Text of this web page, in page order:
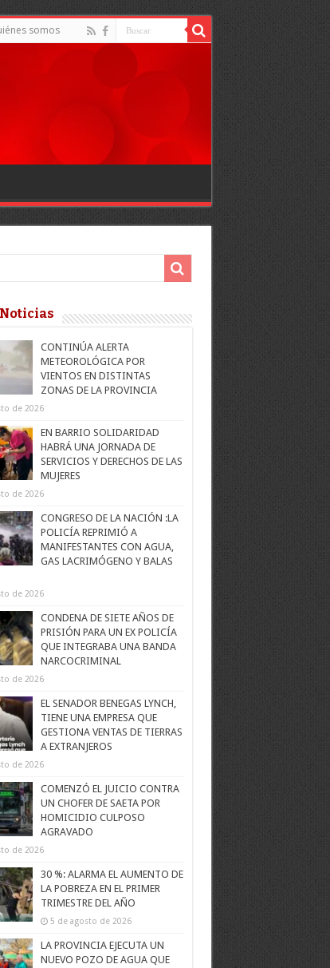
somos
CONTINÚA ALERTA
METEOROLÓGICA POR
VIENTOS EN DISTINTAS
ZONAS DE LA PROVINCIA
de 2026
EN BARRIO SOLIDARIDAD
HABRÁ UNA JORNADA DE
SERVICIOS Y DERECHOS DE LAS
MUJERES
de 2026
CONGRESO DE LA NACIÓN :LA
POLICÍA REPRIMIÓ A
MANIFESTANTES CON AGUA,
GAS LACRIMÓGENO Y BALAS
de 2026
CONDENA DE SIETE AÑOS DE
PRISIÓN PARA UN EX POLICÍA
QUE INTEGRABA UNA BANDA
NARCOCRIMINAL
de 2026
EL SENADOR BENEGAS LYNCH,
TIENE UNA EMPRESA QUE
GESTIONA VENTAS DE TIERRAS
A EXTRANJEROS
de 2026
COMENZÓ EL JUICIO CONTRA
UN CHOFER DE SAETA POR
HOMICIDIO CULPOSO
AGRAVADO
de 2026
30 %: ALARMA EL AUMENTO DE
LA POBREZA EN EL PRIMER
TRIMESTRE DEL AÑO
5 de agosto de 2026
LA PROVINCIA EJECUTA UN
NUEVO POZO DE AGUA QUE